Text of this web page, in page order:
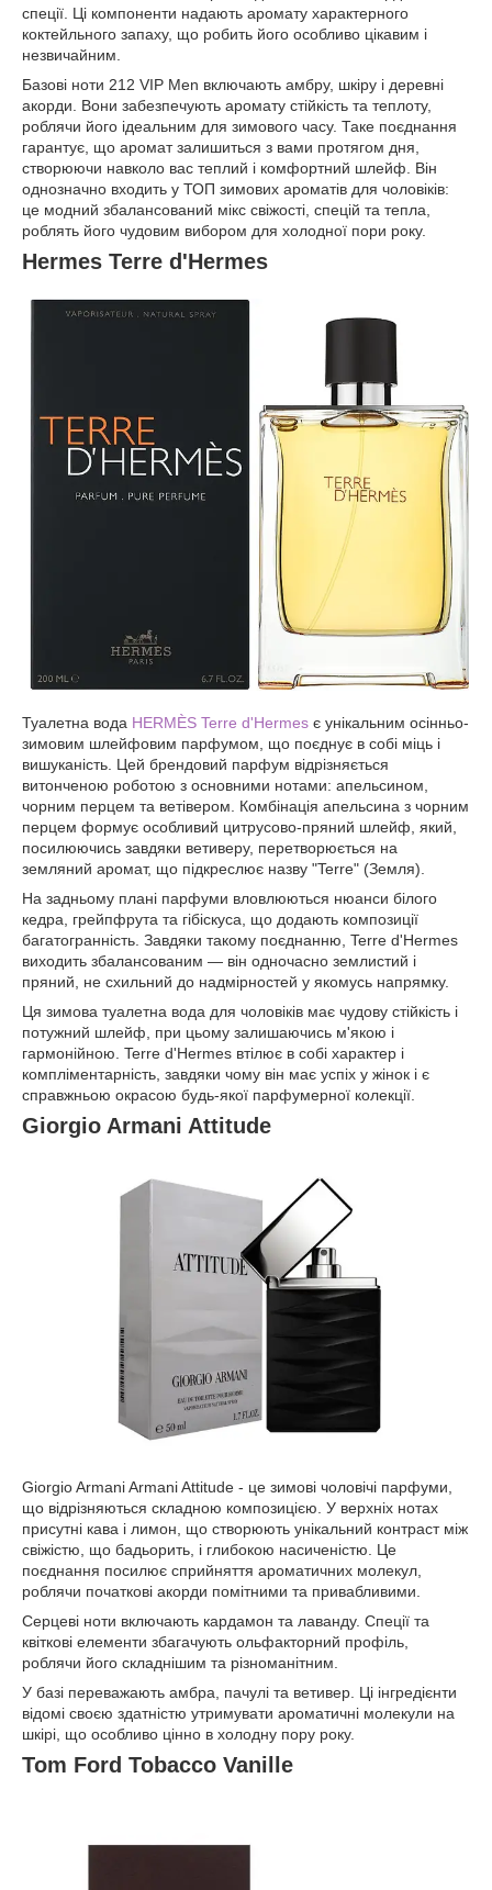
спеції. Ці компоненти надають аромату характерного
коктейльного запаху, що робить його особливо цікавим і
незвичайним.
Базові ноти 212 VIP Men включають амбру, шкіру і деревні
акорди. Вони забезпечують аромату стійкість та теплоту,
роблячи його ідеальним для зимового часу. Таке поєднання
гарантує, що аромат залишиться з вами протягом дня,
створюючи навколо вас теплий і комфортний шлейф. Він
однозначно входить у ТОП зимових ароматів для чоловіків:
це модний збалансований мікс свіжості, спецій та тепла,
роблять його чудовим вибором для холодної пори року.
Hermes Terre d'Hermes
Туалетна вода HERMÈS Terre d'Hermes є унікальним осінньо-
зимовим шлейфовим парфумом, що поєднує в собі міць і
вишуканість. Цей брендовий парфум відрізняється
витонченою роботою з основними нотами: апельсином,
чорним перцем та ветівером. Комбінація апельсина з чорним
перцем формує особливий цитрусово-пряний шлейф, який,
посилюючись завдяки ветиверу, перетворюється на
земляний аромат, що підкреслює назву "Terre" (Земля).
На задньому плані парфуми вловлюються нюанси білого
кедра, грейпфрута та гібіскуса, що додають композиції
багатогранність. Завдяки такому поєднанню, Terre d'Hermes
виходить збалансованим — він одночасно землистий і
пряний, не схильний до надмірностей у якомусь напрямку.
Ця зимова туалетна вода для чоловіків має чудову стійкість і
потужний шлейф, при цьому залишаючись м'якою і
гармонійною. Terre d'Hermes втілює в собі характер і
компліментарність, завдяки чому він має успіх у жінок і є
справжньою окрасою будь-якої парфумерної колекції.
Giorgio Armani Attitude
Giorgio Armani Armani Attitude - це зимові чоловічі парфуми,
що відрізняються складною композицією. У верхніх нотах
присутні кава і лимон, що створюють унікальний контраст між
свіжістю, що бадьорить, і глибокою насиченістю. Це
поєднання посилює сприйняття ароматичних молекул,
роблячи початкові акорди помітними та привабливими.
Серцеві ноти включають кардамон та лаванду. Спеції та
квіткові елементи збагачують ольфакторний профіль,
роблячи його складнішим та різноманітним.
У базі переважають амбра, пачулі та ветивер. Ці інгредієнти
відомі своєю здатністю утримувати ароматичні молекули на
шкірі, що особливо цінно в холодну пору року.
Tom Ford Tobacco Vanille